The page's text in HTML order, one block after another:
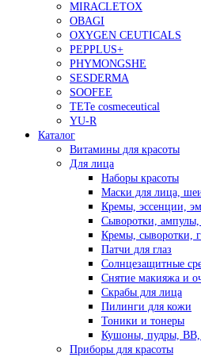
MIRACLETOX
OBAGI
OXYGEN CEUTICALS
PEPPLUS+
PHYMONGSHE
SESDERMA
SOOFEE
TETe cosmeceutical
YU-R
Каталог
Витамины для красоты
Для лица
Наборы красоты
Маски для лица,
Кремы, эссенции,
Сыворотки, ампулы,
Кремы, сыворотки,
Патчи для глаз
Солнцезащитные
Снятие макияжа и
Скрабы для лица
Пилинги для кожи
Тоники и тонеры
Кушоны, пудры,
Приборы для красоты